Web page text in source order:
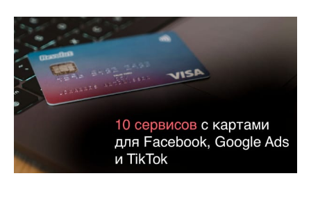
приклад "помилки того хто вижив" - культ історій
успіху. Якщо десь